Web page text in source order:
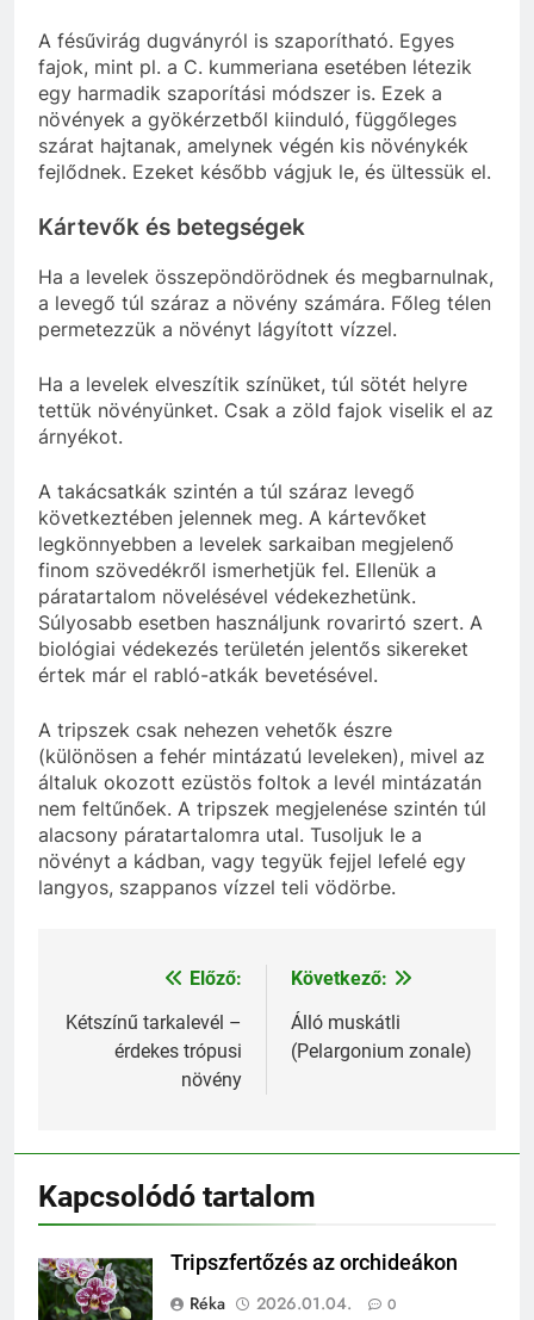
A fésűvirág dugványról is szaporítható. Egyes
fajok, mint pl. a C. kummeriana esetében létezik
egy harmadik szaporítási módszer is. Ezek a
növények a gyökérzetből kiinduló, függőleges
szárat hajtanak, amelynek végén kis növénykék
fejlődnek. Ezeket később vágjuk le, és ültessük el.
Kártevők és betegségek
Ha a levelek összepöndörödnek és megbarnulnak,
a levegő túl száraz a növény számára. Főleg télen
permetezzük a növényt lágyított vízzel.
Ha a levelek elveszítik színüket, túl sötét helyre
tettük növényünket. Csak a zöld fajok viselik el az
árnyékot.
A takácsatkák szintén a túl száraz levegő
következtében jelennek meg. A kártevőket
legkönnyebben a levelek sarkaiban megjelenő
finom szövedékről ismerhetjük fel. Ellenük a
páratartalom növelésével védekezhetünk.
Súlyosabb esetben használjunk rovarirtó szert. A
biológiai védekezés területén jelentős sikereket
értek már el rabló-atkák bevetésével.
A tripszek csak nehezen vehetők észre
(különösen a fehér mintázatú leveleken), mivel az
általuk okozott ezüstös foltok a levél mintázatán
nem feltűnőek. A tripszek megjelenése szintén túl
alacsony páratartalomra utal. Tusoljuk le a
növényt a kádban, vagy tegyük fejjel lefelé egy
langyos, szappanos vízzel teli vödörbe.
Bejegyzés
navigáció
Előző:
Kétszínű tarkalevél –
érdekes trópusi
növény
Következő:
Álló muskátli
(Pelargonium zonale)
Kapcsolódó tartalom
Tripszfertőzés az orchideákon
Réka
2026.01.04. 0